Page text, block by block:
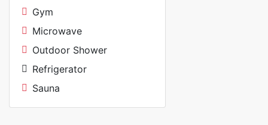
Gym
Microwave
Outdoor Shower
Refrigerator
Sauna